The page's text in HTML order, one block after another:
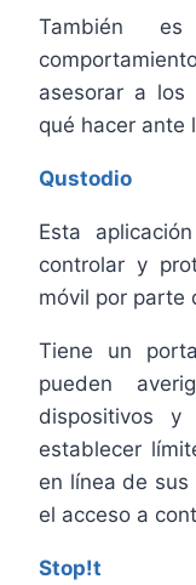
También
asesorar a los
qué hacer ante
Qustodio
Esta
controlar y
móvil por parte
Tiene un
pueden
dispositivos y
establecer
en línea de
el acceso a
Stop!t